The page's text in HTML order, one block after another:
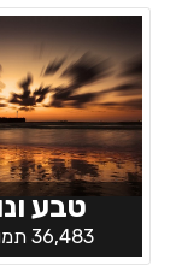
טבע
36,483 תמונות